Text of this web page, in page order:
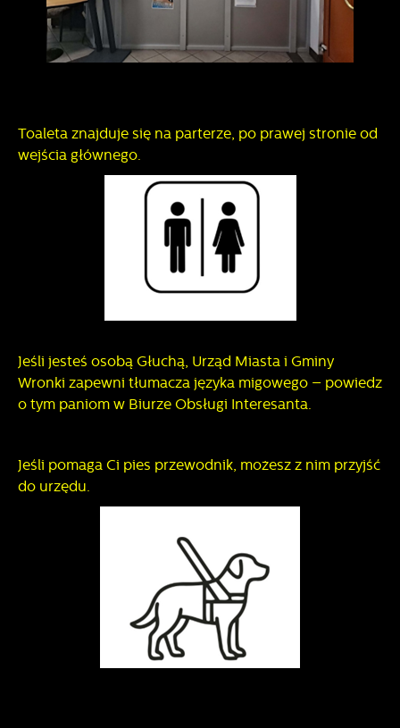
Toaleta znajduje się na parterze, po prawej stronie od
wejścia głównego.
Jeśli jesteś osobą Głuchą, Urząd Miasta i Gminy
Wronki zapewni tłumacza języka migowego – powiedz
o tym paniom w Biurze Obsługi Interesanta.
Jeśli pomaga Ci pies przewodnik, możesz z nim przyjść
do urzędu.